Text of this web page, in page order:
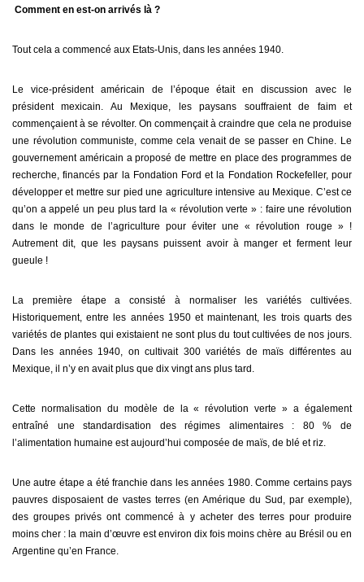
Comment en est-on arrivés là ?
Tout cela a commencé aux Etats-Unis, dans les années 1940.
Le vice-président américain de l’époque était en discussion avec le
président mexicain. Au Mexique, les paysans souffraient de faim et
commençaient à se révolter. On commençait à craindre que cela ne produise
une révolution communiste, comme cela venait de se passer en Chine. Le
gouvernement américain a proposé de mettre en place des programmes de
recherche, financés par la Fondation Ford et la Fondation Rockefeller, pour
développer et mettre sur pied une agriculture intensive au Mexique. C’est ce
qu’on a appelé un peu plus tard la « révolution verte » : faire une révolution
dans le monde de l’agriculture pour éviter une « révolution rouge » !
Autrement dit, que les paysans puissent avoir à manger et ferment leur
gueule !
La première étape a consisté à normaliser les variétés cultivées.
Historiquement, entre les années 1950 et maintenant, les trois quarts des
variétés de plantes qui existaient ne sont plus du tout cultivées de nos jours.
Dans les années 1940, on cultivait 300 variétés de maïs différentes au
Mexique, il n’y en avait plus que dix vingt ans plus tard.
Cette normalisation du modèle de la « révolution verte » a également
entraîné une standardisation des régimes alimentaires : 80 % de
l’alimentation humaine est aujourd’hui composée de maïs, de blé et riz.
Une autre étape a été franchie dans les années 1980. Comme certains pays
pauvres disposaient de vastes terres (en Amérique du Sud, par exemple),
des groupes privés ont commencé à y acheter des terres pour produire
moins cher : la main d’œuvre est environ dix fois moins chère au Brésil ou en
Argentine qu’en France.